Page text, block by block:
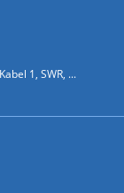
1, SWR, ...